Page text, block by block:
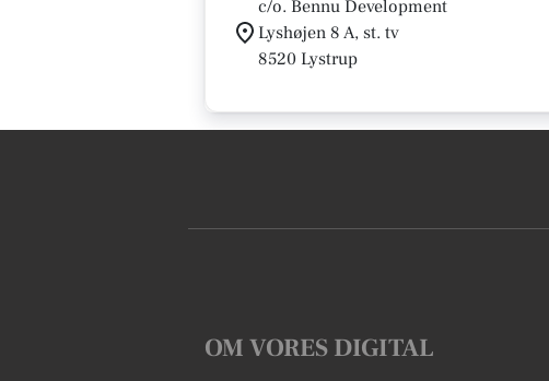
c/o. Bennu Development
Lyshøjen 8 A, st. tv
8520 Lystrup
OM VORES DIGITAL